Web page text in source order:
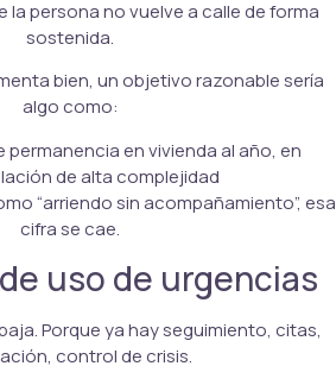
la persona no vuelve a calle de forma
sostenida.
bien, un objetivo razonable sería
algo como:
permanencia en vivienda al año, en
de alta complejidad
“arriendo sin acompañamiento”, esa
cifra se cae.
uso de urgencias
Porque ya hay seguimiento, citas,
control de crisis.